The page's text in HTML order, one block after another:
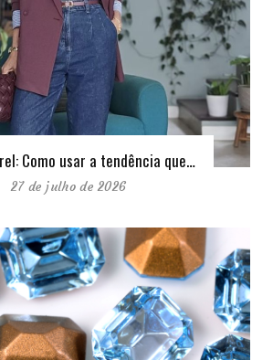
Como usar a tendência que…
27 de julho de 2026